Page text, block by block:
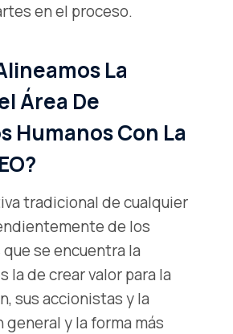
en el proceso.
La
Área De
Humanos Con La
tradicional de cualquier
de los
se encuentra la
la de crear valor para la
sus accionistas y la
general y la forma más